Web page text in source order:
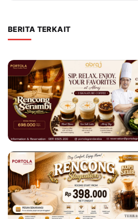
BERITA TERKAIT